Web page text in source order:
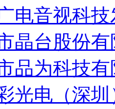
电音视科
晶台股份
品为科技
光电（深